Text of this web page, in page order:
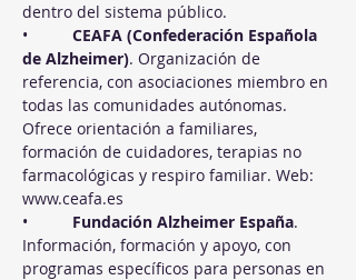
dentro del sistema público.
• CEAFA (Confederación Española
de Alzheimer). Organización de
referencia, con asociaciones miembro en
todas las comunidades autónomas.
Ofrece orientación a familiares,
formación de cuidadores, terapias no
farmacológicas y respiro familiar. Web:
www.ceafa.es
• Fundación Alzheimer España.
Información, formación y apoyo, con
programas específicos para personas en